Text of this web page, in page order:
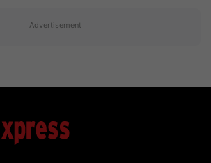
Advertisement